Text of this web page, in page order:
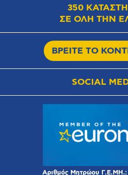
350
ΣΕ ΟΛΗ ΤΗΝ
ΒΡΕΙΤΕ ΤΟ
SOCIAL